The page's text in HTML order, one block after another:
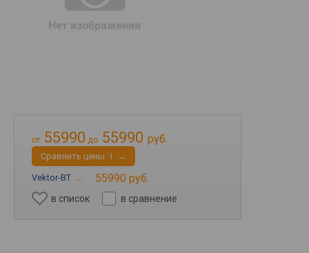
от 55990 до 55990 руб.
Cравнить цены 1 →
Vektor-BT → 55990 руб.
в список в сравнение